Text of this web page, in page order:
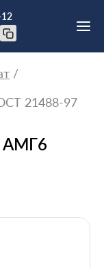
21488-97
АМГ6